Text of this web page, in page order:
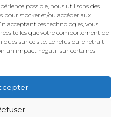
possible, nous utilisons des
pour stocker et/ou accéder aux
acceptant ces technologies, vous
telles que votre comportement de
sur ce site. Le refus ou le retrait
un impact négatif sur certaines